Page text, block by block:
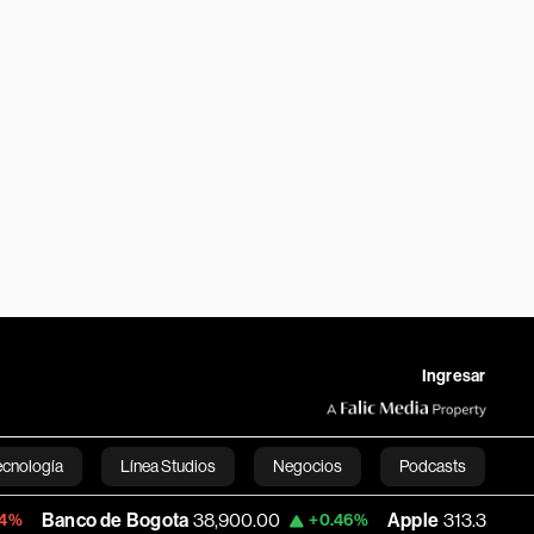
Ingresar
Línea Studios Negocios Podcasts
English
Bogota 38,900.00 +0.46% Apple 313.305 +0.25%